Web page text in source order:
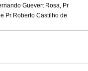
Guevert Rosa, Pr
Pr Roberto Castilho de